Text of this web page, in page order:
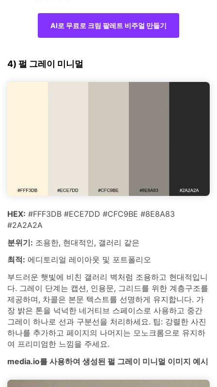
AI로 무료로 크림 팔레트 비주얼 만들기
4) 펄 그레이 미니멀
HEX: #FFF3DB #ECE7DD #CFC9BE #8E8A83
#2A2A2A
분위기: 조용한, 현대적인, 갤러리 같은
최적: 에디토리얼 레이아웃 및 포트폴리오
부드러운 햇빛에 비친 갤러리 벽처럼 조용하고 현대적입니
다. 그레이 단계는 캡션, 인용문, 그리드를 위한 계층구조를
제공하며, 차콜은 본문 텍스트를 선명하게 유지합니다. 가
장 밝은 톤을 넉넉한 네거티브 스페이스로 사용하고 중간
그레이 하나로 선과 구분선을 처리하세요. 팁: 강렬한 사진
하나를 추가하고 페이지의 나머지는 모노크롬으로 유지하
여 프리미엄한 느낌을 주세요.
media.io를 사용하여 생성된 펄 그레이 미니멀 이미지 예시